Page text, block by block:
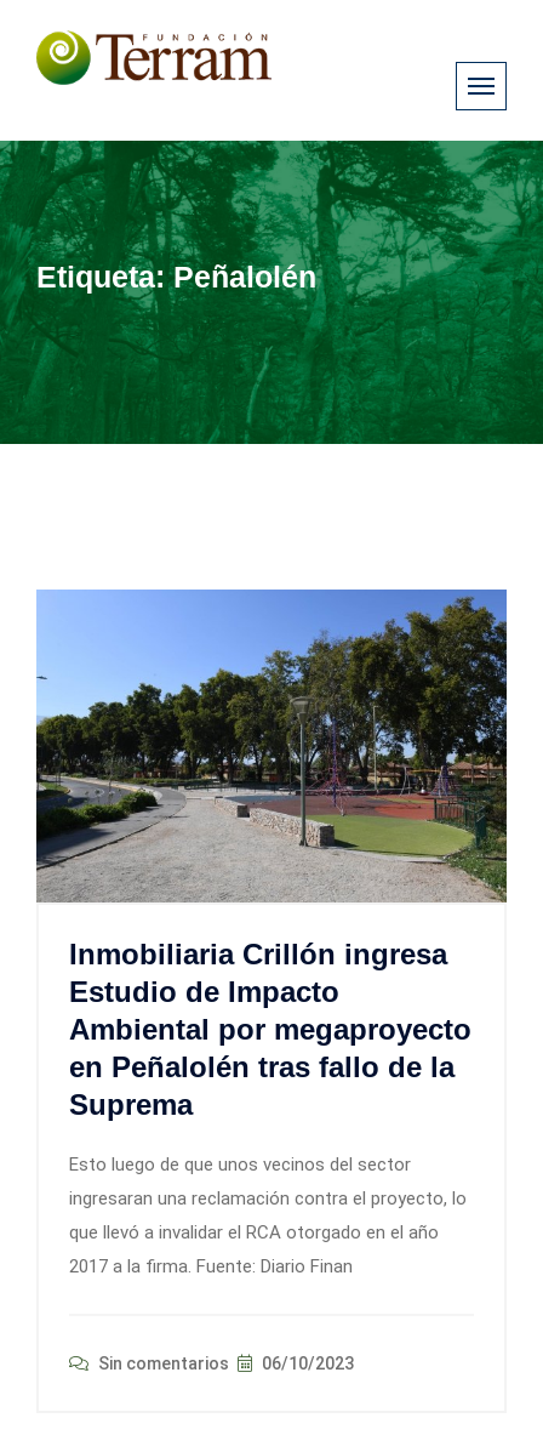
Etiqueta:Peñalolén
Inmobiliaria Crillón ingresa
Estudio de Impacto
Ambiental por megaproyecto
en Peñalolén tras fallo de la
Suprema
Esto luego de que unos vecinos del sector
ingresaran una reclamación contra el proyecto, lo
que llevó a invalidar el RCA otorgado en el año
2017 a la firma. Fuente: Diario Finan
Sin comentarios 06/10/2023